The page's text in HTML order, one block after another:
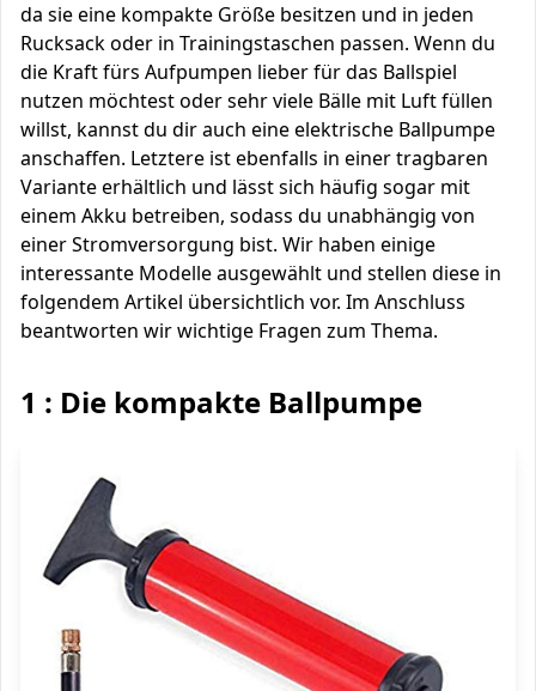
da sie eine kompakte Größe besitzen und in jeden
Rucksack oder in Trainingstaschen passen. Wenn du
die Kraft fürs Aufpumpen lieber für das Ballspiel
nutzen möchtest oder sehr viele Bälle mit Luft füllen
willst, kannst du dir auch eine elektrische Ballpumpe
anschaffen. Letztere ist ebenfalls in einer tragbaren
Variante erhältlich und lässt sich häufig sogar mit
einem Akku betreiben, sodass du unabhängig von
einer Stromversorgung bist. Wir haben einige
interessante Modelle ausgewählt und stellen diese in
folgendem Artikel übersichtlich vor. Im Anschluss
beantworten wir wichtige Fragen zum Thema.
1 : Die kompakte Ballpumpe